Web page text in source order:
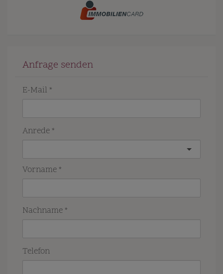
Anfrage senden
E-Mail
Anrede
Vorname
Nachname
Telefon